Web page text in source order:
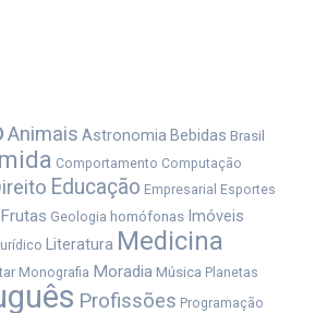
Animais AstronomiaBebidas Brasil
Comportamento Computação
Educação Empresarial Esportes
Frutas Geologia homófonas Imóveis
Literatura Medicina
Monografia MoradiaMúsica Planetas
Profissões Programação